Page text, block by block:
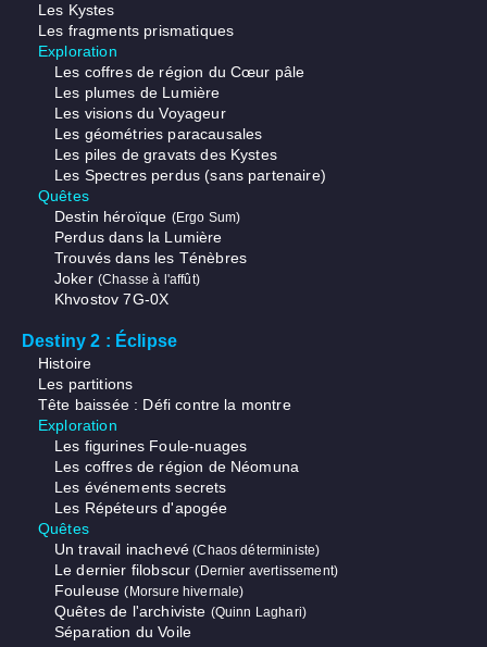
Les Kystes
Les fragments prismatiques
Exploration
Les coffres de région du Cœur pâle
Les plumes de Lumière
Les visions du Voyageur
Les géométries paracausales
Les piles de gravats des Kystes
Les Spectres perdus (sans partenaire)
Quêtes
Destin héroïque (Ergo Sum)
Perdus dans la Lumière
Trouvés dans les Ténèbres
Joker (Chasse à l'affût)
Khvostov 7G-0X
Destiny 2 : Éclipse
Histoire
Les partitions
Tête baissée : Défi contre la montre
Exploration
Les figurines Foule-nuages
Les coffres de région de Néomuna
Les événements secrets
Les Répéteurs d'apogée
Quêtes
Un travail inachevé (Chaos déterministe)
Le dernier filobscur(Dernier avertissement)
Fouleuse(Morsure hivernale)
Quêtes de l'archiviste (Quinn Laghari)
Séparation du Voile